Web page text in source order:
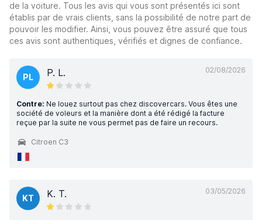
de la voiture. Tous les avis qui vous sont présentés ici sont
établis par de vrais clients, sans la possibilité de notre part de
pouvoir les modifier. Ainsi, vous pouvez être assuré que tous
ces avis sont authentiques, vérifiés et dignes de confiance.
02/08/2026
PL P. L.
Contre: Ne louez surtout pas chez discovercars. Vous êtes une
société de voleurs et la manière dont a été rédigé la facture
reçue par la suite ne vous permet pas de faire un recours.
Citroen C3
03/05/2026
KT K. T.